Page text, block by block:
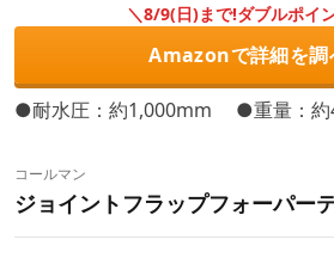
＼8/9(日)まで!ダブルポイ
Amazonで詳細を調
●耐水圧：約1,000mm ●重量：約
コールマン
ジョイントフラップフォーパー